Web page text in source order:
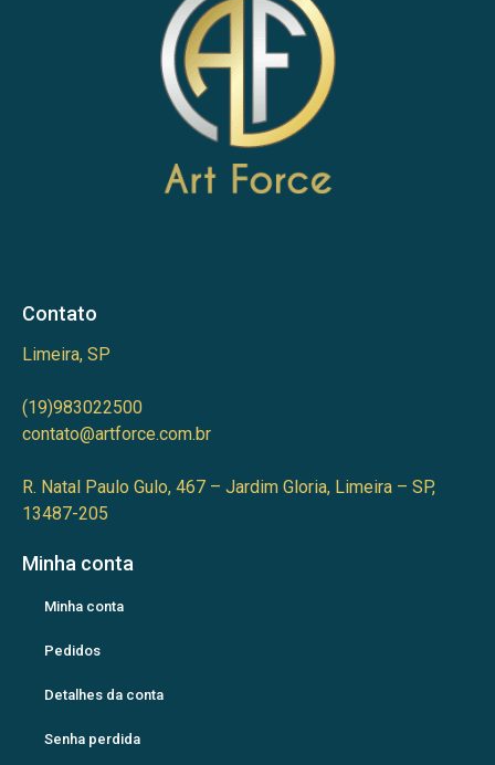
Contato
Limeira, SP
(19)983022500
contato@artforce.com.br
R. Natal Paulo Gulo, 467 – Jardim Gloria, Limeira – SP,
13487-205
Minha conta
Minha conta
Pedidos
Detalhes da conta
Senha perdida